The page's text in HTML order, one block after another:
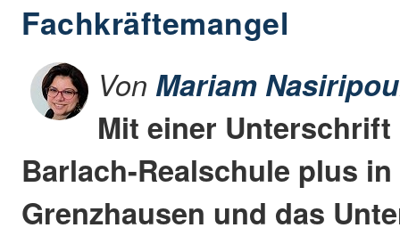
Fachkräftemangel
Von Mariam
Mit einer
Barlach-Realschule plus
Grenzhausen und das